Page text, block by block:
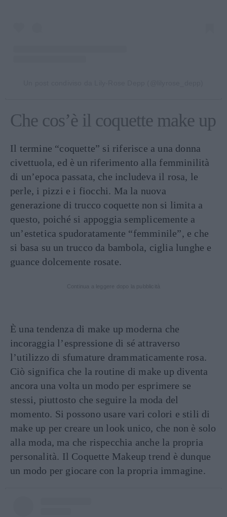
Che cos’è il coquette make up
Il termine “coquette” si riferisce a una donna
civettuola, ed è un riferimento alla femminilità
di un’epoca passata, che includeva il rosa, le
perle, i pizzi e i fiocchi. Ma la nuova
generazione di trucco coquette non si limita a
questo, poiché si appoggia semplicemente a
un’estetica spudoratamente “femminile”, e che
si basa su un trucco da bambola, ciglia lunghe e
guance dolcemente rosate.
È una tendenza di make up moderna che
incoraggia l’espressione di sé attraverso
l’utilizzo di sfumature drammaticamente rosa.
Ciò significa che la routine di make up diventa
ancora una volta un modo per esprimere se
stessi, piuttosto che seguire la moda del
momento. Si possono usare vari colori e stili di
make up per creare un look unico, che non è solo
alla moda, ma che rispecchia anche la propria
personalità. Il Coquette Makeup trend è dunque
un modo per giocare con la propria immagine.